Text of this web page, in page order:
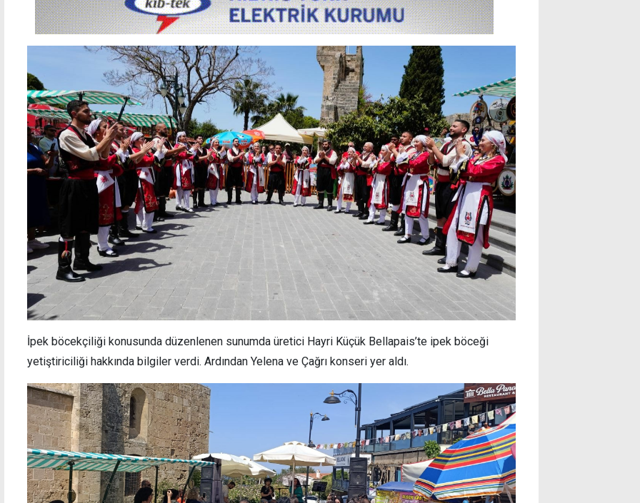
İpek böcekçiliği konusunda düzenlenen sunumda üretici Hayri Küçük Bellapais’te ipek böceği
yetiştiriciliği hakkında bilgiler verdi. Ardından Yelena ve Çağrı konseri yer aldı.